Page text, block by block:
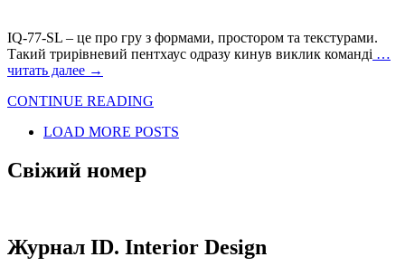
IQ‑77‑SL – це про гру з формами, простором та текстурами.
Такий трирівневий пентхаус одразу кинув виклик команді …
читать далее →
CONTINUE READING
LOAD MORE POSTS
Свіжий номер
Журнал ID. Interior Design